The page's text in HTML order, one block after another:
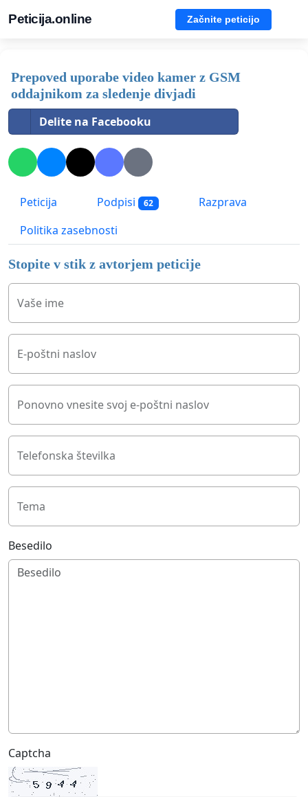
Peticija.online Začnite peticijo
Prepoved uporabe video kamer z GSM
oddajnikom za sledenje divjadi
Delite na Facebooku
Peticija Podpisi 62
Razprava
Politika zasebnosti
Stopite v stik z avtorjem peticije
Vaše ime
E-poštni naslov
Ponovno vnesite svoj e-poštni naslov
Telefonska številka
Tema
Besedilo
Captcha